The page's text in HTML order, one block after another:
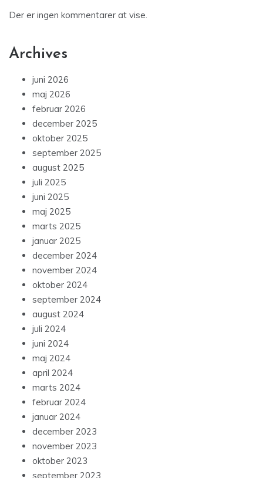
Der er ingen kommentarer at vise.
Archives
juni 2026
maj 2026
februar 2026
december 2025
oktober 2025
september 2025
august 2025
juli 2025
juni 2025
maj 2025
marts 2025
januar 2025
december 2024
november 2024
oktober 2024
september 2024
august 2024
juli 2024
juni 2024
maj 2024
april 2024
marts 2024
februar 2024
januar 2024
december 2023
november 2023
oktober 2023
september 2023